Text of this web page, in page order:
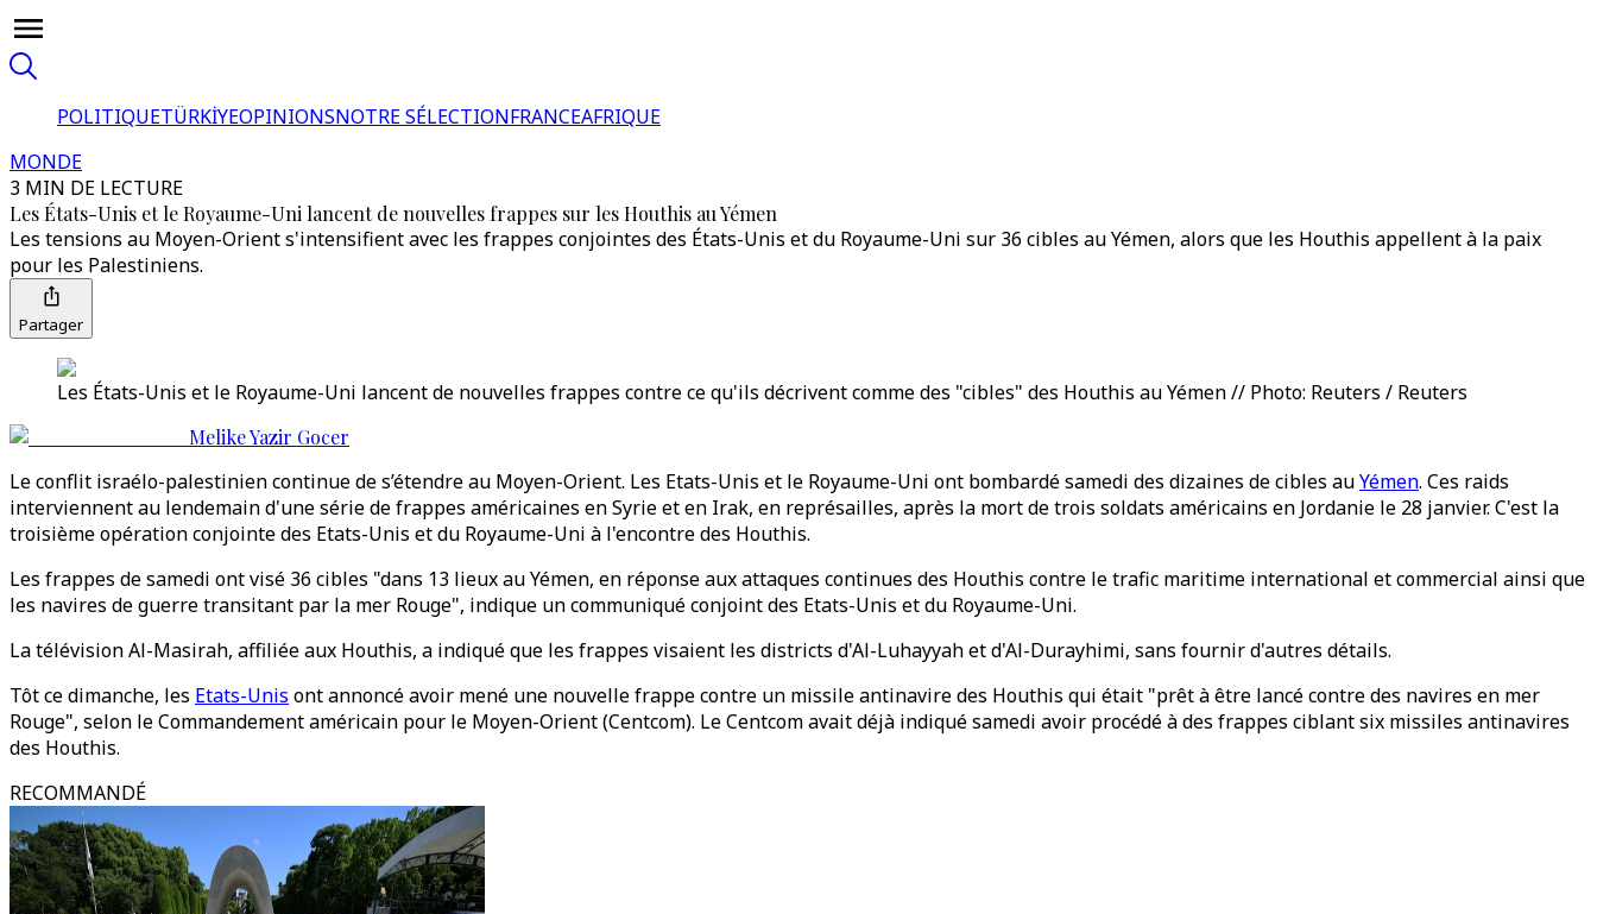
POLITIQUETÜRKİYEOPINIONSNOTRE SÉLECTIONFRANCEAFRIQUE
MONDE
3 MIN DE LECTURE
Les États-Unis et le Royaume-Uni lancent de nouvelles frappes sur les Houthis au Yémen
Les tensions au Moyen-Orient s'intensifient avec les frappes conjointes des États-Unis et du Royaume-Uni sur 36 cibles au Yémen, alors que les Houthis appellent à la paix
pour les Palestiniens.
Partager
Les États-Unis et le Royaume-Uni lancent de nouvelles frappes contre ce qu'ils décrivent comme des "cibles" des Houthis au Yémen // Photo: Reuters / Reuters
Melike Yazir Gocer
Le conflit israélo-palestinien continue de s’étendre au Moyen-Orient. Les Etats-Unis et le Royaume-Uni ont bombardé samedi des dizaines de cibles auYémen. Ces raids
interviennent au lendemain d'une série de frappes américaines en Syrie et en Irak, en représailles, après la mort de trois soldats américains en Jordanie le 28 janvier. C'est la
troisième opération conjointe des Etats-Unis et du Royaume-Uni à l'encontre des Houthis.
Les frappes de samedi ont visé 36 cibles "dans 13 lieux au Yémen, en réponse aux attaques continues des Houthis contre le trafic maritime international et commercial ainsi que
les navires de guerre transitant par la mer Rouge", indique un communiqué conjoint des Etats-Unis et du Royaume-Uni.
La télévision Al-Masirah, affiliée aux Houthis, a indiqué que les frappes visaient les districts d'Al-Luhayyah et d'Al-Durayhimi, sans fournir d'autres détails.
Tôt ce dimanche, les Etats-Unis ont annoncé avoir mené une nouvelle frappe contre un missile antinavire des Houthis qui était "prêt à être lancé contre des navires en mer
Rouge", selon le Commandement américain pour le Moyen-Orient (Centcom). Le Centcom avait déjà indiqué samedi avoir procédé à des frappes ciblant six missiles antinavires
des Houthis.
RECOMMANDÉ